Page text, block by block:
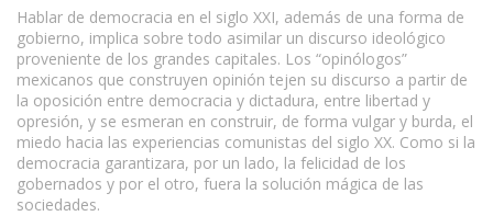
Hablar de democracia en el siglo XXI, además de una forma de
gobierno, implica sobre todo asimilar un discurso ideológico
proveniente de los grandes capitales. Los “opinólogos”
mexicanos que construyen opinión tejen su discurso a partir de
la oposición entre democracia y dictadura, entre libertad y
opresión, y se esmeran en construir, de forma vulgar y burda, el
miedo hacia las experiencias comunistas del siglo XX. Como si la
democracia garantizara, por un lado, la felicidad de los
gobernados y por el otro, fuera la solución mágica de las
sociedades.